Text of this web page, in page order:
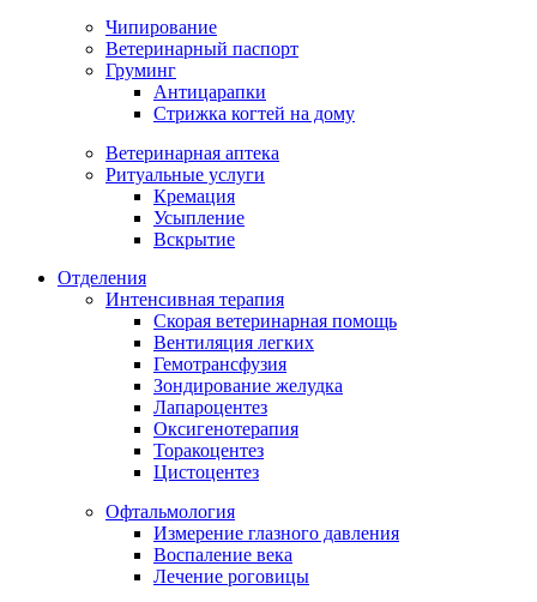
Чипирование
Ветеринарный паспорт
Груминг
Антицарапки
Стрижка когтей на дому
Ветеринарная аптека
Ритуальные услуги
Кремация
Усыпление
Вскрытие
Отделения
Интенсивная терапия
Скорая ветеринарная помощь
Вентиляция легких
Гемотрансфузия
Зондирование желудка
Лапароцентез
Оксигенотерапия
Торакоцентез
Цистоцентез
Офтальмология
Измерение глазного давления
Воспаление века
Лечение роговицы